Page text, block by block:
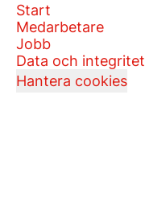
Start
Medarbetare
Jobb
Data och integritet
Hantera cookies